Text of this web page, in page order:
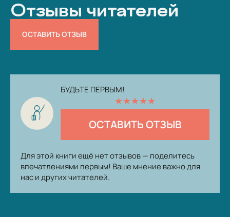
Отзывы читателей
ОСТАВИТЬ ОТЗЫВ
БУДЬТЕ ПЕРВЫМ!
★★★★★
ОСТАВИТЬ ОТЗЫВ
Для этой книги ещё нет отзывов — поделитесь
впечатлениями первым! Ваше мнение важно для
нас и других читателей.